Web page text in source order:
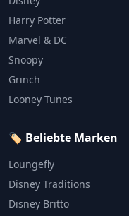
Harry Potter
Marvel & DC
Snoopy
Grinch
Looney Tunes
🏷️ Beliebte Marken
Loungefly
Disney Traditions
Disney Britto